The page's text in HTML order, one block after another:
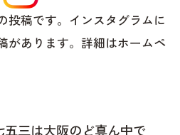
三は大阪のど真ん中で
投稿です。インスタグラムに
があります。詳細はホームペ